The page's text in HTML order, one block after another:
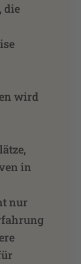
die
wird
in
nur